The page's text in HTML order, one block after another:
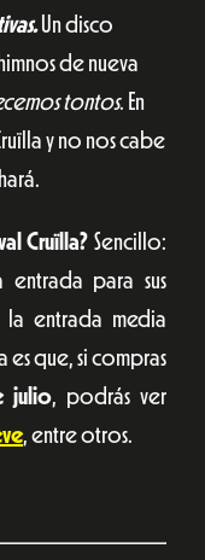
Un disco
de nueva
tontos. En
y no nos cabe
Cruïlla? Sencillo:
entrada para sus
entrada media
es que, si compras
julio, podrás ver
, entre otros.